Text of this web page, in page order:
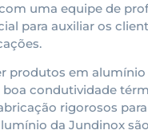
uma equipe de
para auxiliar os
produtos em
condutividade
rigorosos
da Jundinox